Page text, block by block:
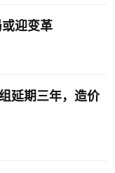
迎变革
延期三年，造价